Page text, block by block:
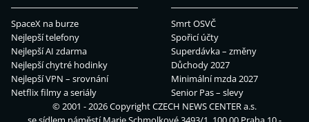
SpaceX na burze
Nejlepší telefony
Nejlepší AI zdarma
Nejlepší chytré hodinky
Nejlepší VPN – srovnání
Netflix filmy a seriály
Smrt OSVČ
Spořicí účty
Superdávka – změny
Důchody 2027
Minimální mzda 2027
Senior Pas – slevy
© 2001 - 2026 CopyrightCZECH NEWS CENTER a.s.